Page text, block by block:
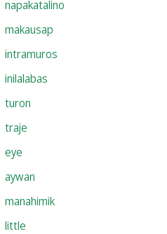
napakatalino
makausap
intramuros
inilalabas
turon
traje
eye
aywan
manahimik
little